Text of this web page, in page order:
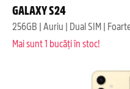
GALAXY S24
256GB | Auriu | Dual SIM |
Mai sunt 1 bucăți în stoc!